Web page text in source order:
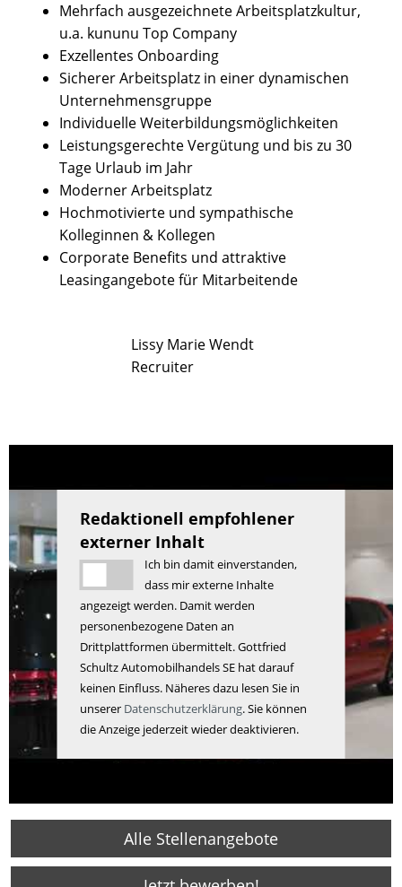
Mehrfach ausgezeichnete Arbeitsplatzkultur,
u.a. kununu Top Company
Exzellentes Onboarding
Sicherer Arbeitsplatz in einer dynamischen
Unternehmensgruppe
Individuelle Weiterbildungsmöglichkeiten
Leistungsgerechte Vergütung und bis zu 30
Tage Urlaub im Jahr
Moderner Arbeitsplatz
Hochmotivierte und sympathische
Kolleginnen & Kollegen
Corporate Benefits und attraktive
Leasingangebote für Mitarbeitende
Lissy Marie Wendt
Recruiter
Redaktionell empfohlener
externer Inhalt
Ich bin damit einverstanden,
dass mir externe Inhalte
angezeigt werden. Damit werden
personenbezogene Daten an
Drittplattformen übermittelt. Gottfried
Schultz Automobilhandels SE hat darauf
keinen Einfluss. Näheres dazu lesen Sie in
unserer Datenschutzerklärung. Sie können
die Anzeige jederzeit wieder deaktivieren.
Alle Stellenangebote